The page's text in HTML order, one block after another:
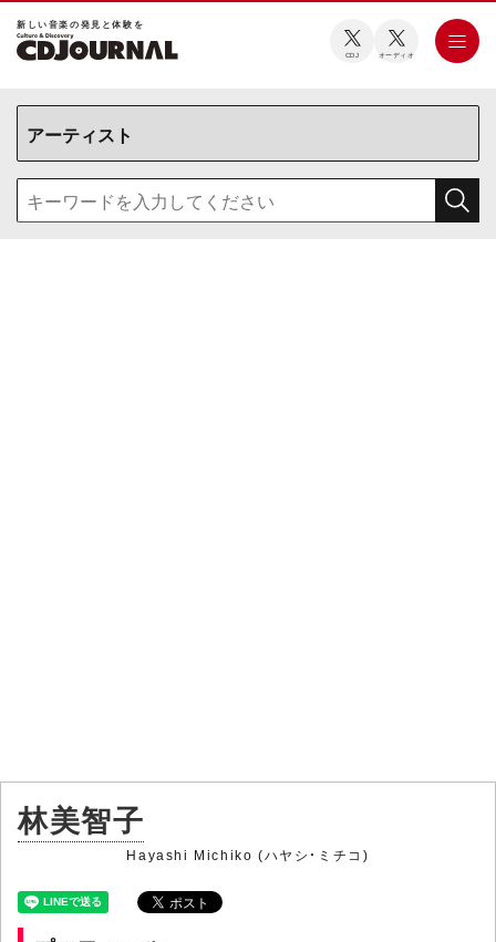
新しい⾳楽の発⾒と体験を
CDJ オーディオ
林美智子
Hayashi Michiko (ハヤシ・ミチコ)